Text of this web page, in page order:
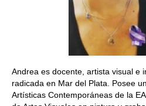
Andrea es docente, artista visual e
radicada en Mar del Plata. Posee
Artísticas Contemporáneas de la